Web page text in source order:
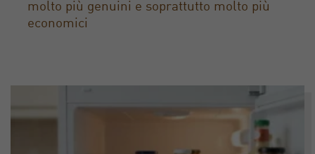
molto più genuini e soprattutto molto più
economici